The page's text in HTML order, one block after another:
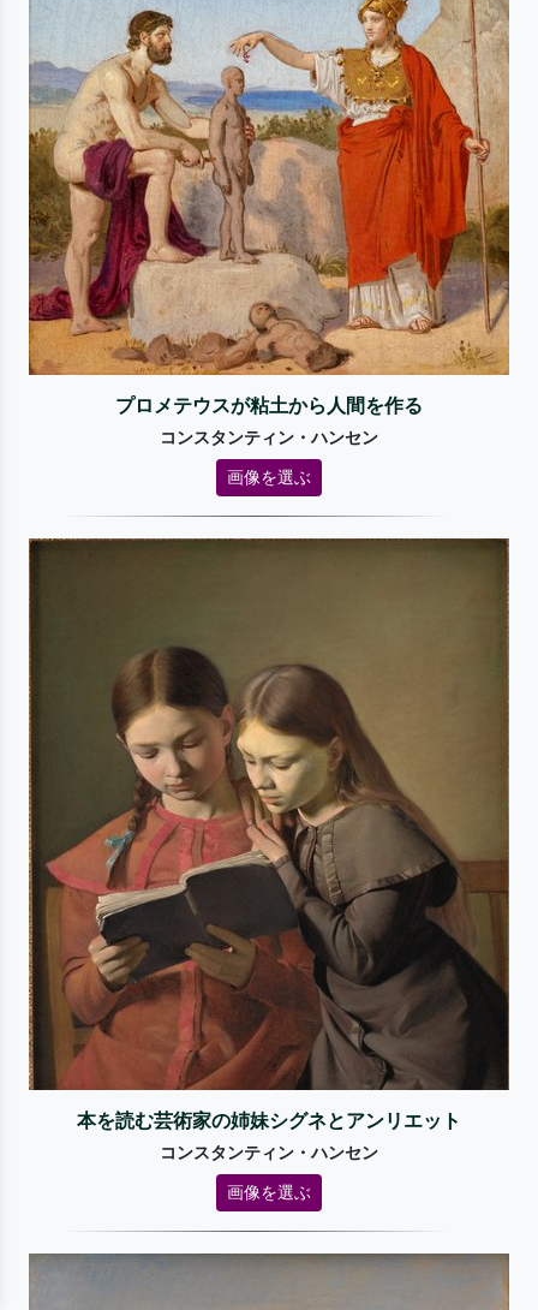
プロメテウスが粘土から人間を作る
コンスタンティン・ハンセン
画像を選ぶ
本を読む芸術家の姉妹シグネとアンリエット
コンスタンティン・ハンセン
画像を選ぶ